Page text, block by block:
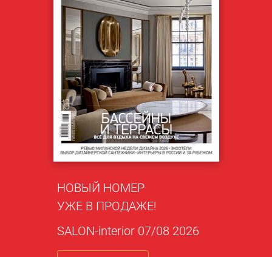
НОВЫЙ НОМЕР
УЖЕ В ПРОДАЖЕ!
SALON-interior 07/08 2026